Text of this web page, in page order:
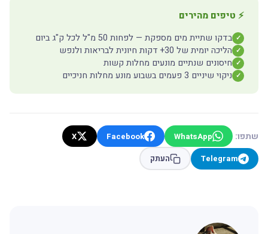
⚡ טיפים מהירים
✓ בדקו שתיית מים מספקת — לפחות 50 מ"ל לכל ק"ג ביום
✓ הליכה יומית של 30+ דקות חיונית לבריאות ולנפש
✓ חיסונים שנתיים מונעים מחלות קשות
✓ ניקוי שיניים 3 פעמים בשבוע מונע מחלות חניכיים
שתפו: WhatsApp
Facebook
X
Telegram
העתק